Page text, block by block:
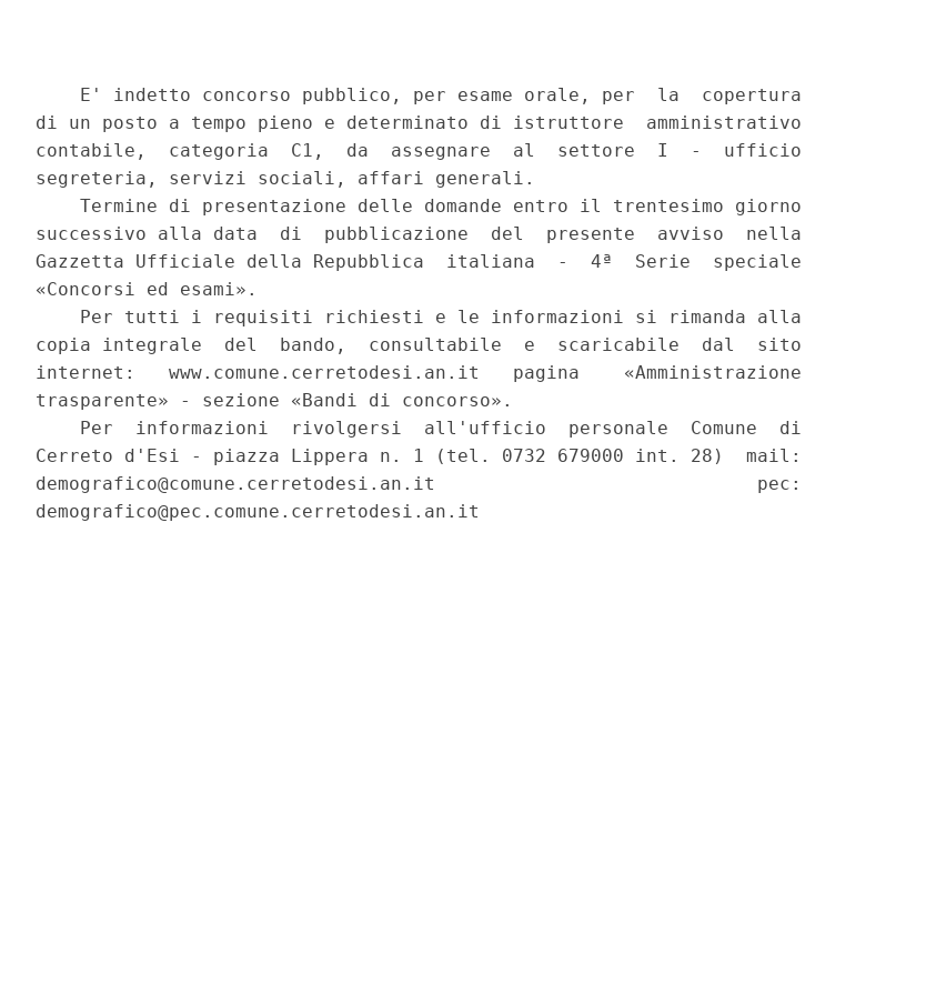
    E' indetto concorso pubblico, per esame orale, per  la  copertura
di un posto a tempo pieno e determinato di istruttore  amministrativo
contabile,  categoria  C1,  da  assegnare  al  settore  I  -  ufficio
segreteria, servizi sociali, affari generali.
    Termine di presentazione delle domande entro il trentesimo giorno
successivo alla data  di  pubblicazione  del  presente  avviso  nella
Gazzetta Ufficiale della Repubblica  italiana  -  4ª  Serie  speciale
«Concorsi ed esami».
    Per tutti i requisiti richiesti e le informazioni si rimanda alla
copia integrale  del  bando,  consultabile  e  scaricabile  dal  sito
internet:   www.comune.cerretodesi.an.it   pagina    «Amministrazione
trasparente» - sezione «Bandi di concorso».
    Per  informazioni  rivolgersi  all'ufficio  personale  Comune  di
Cerreto d'Esi - piazza Lippera n. 1 (tel. 0732 679000 int. 28)  mail:
demografico@comune.cerretodesi.an.it                             pec:
demografico@pec.comune.cerretodesi.an.it